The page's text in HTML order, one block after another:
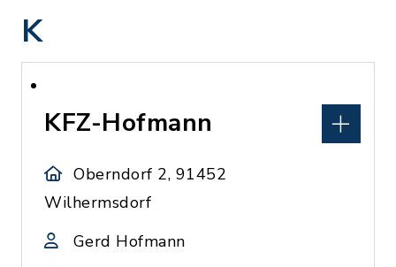
K
KFZ-Hofmann
Oberndorf 2, 91452
Wilhermsdorf
Gerd Hofmann